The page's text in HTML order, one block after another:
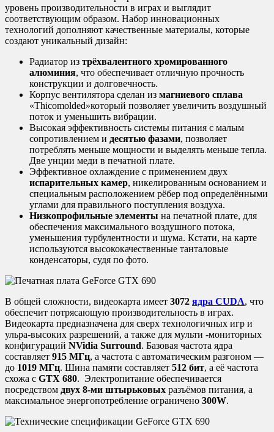
уровень производительности в играх и выглядит
соответствующим образом. Набор инновационных
технологий дополняют качественные материалы, которые
создают уникальный дизайн:
Радиатор из трёхвалентного хромированного
алюминия, что обеспечивает отличную прочность
конструкции и долговечность.
Корпус вентилятора сделан из магниевого сплава
«Thicomolded»который позволяет увеличить воздушный
поток и уменьшить вибрации.
Высокая эффективность системы питания с малым
сопротивлением и десятью фазами, позволяет
потреблять меньше мощности и выделять меньше тепла.
Две унции меди в печатной плате.
Эффективное охлаждение с применением двух
испарительных камер, никелированным основанием и
специальным расположением рёбер под определёнными
углами для правильного поступления воздуха.
Низкопрофильные элементы на печатной плате, для
обеспечения максимального воздушного потока,
уменьшения турбулентности и шума. Кстати, на карте
используются высококачественные танталовые
конденсаторы, судя по фото.
В общей сложности, видеокарта имеет 3072 ядра CUDA, что
обеспечит потрясающую производительность в играх.
Видеокарта предназначена для сверх технологичных игр и
ульра-высоких разрешений, а также для мульти -мониторных
конфигураций NVidia Surround. Базовая частота ядра
составляет 915 МГц, а частота с автоматическим разгоном —
до 1019 МГц. Шина памяти составляет 512 бит, а её частота
схожа с GTX 680. Электропитание обеспечивается
посредством двух 8-ми штырьковых разъёмов питания, а
максимальное энергопотребление ограничено 300W.